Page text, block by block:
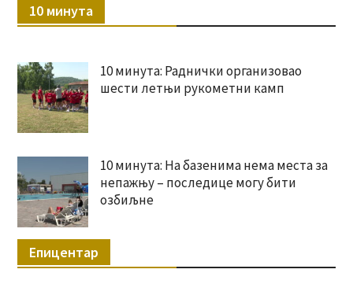
10 минута
10 минута: Раднички организовао
шести летњи рукометни камп
10 минута: На базенима нема места за
непажњу – последице могу бити
озбиљне
Епицентар